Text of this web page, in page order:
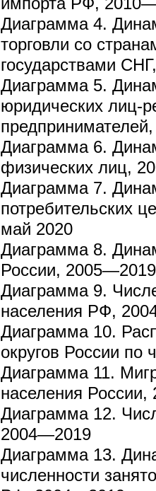
Диаграмма 4.
торговли со
государствами
Диаграмма 5.
юридических лиц-
Диаграмма 6.
физических лиц,
Диаграмма 7.
потребительских
май 2020
Диаграмма 8.
России, 2005—2019
Диаграмма 9.
населения РФ,
Диаграмма 10.
округов России по
Диаграмма 11.
населения
Диаграмма 12.
2004—2019
Диаграмма 13.
численности